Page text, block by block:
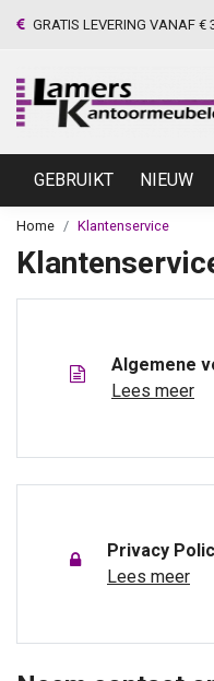
GRATIS LEVERING VANAF €
GEBRUIKT NIEUW
Home Klantenservice
Algemene
Lees meer
Privacy
Lees meer